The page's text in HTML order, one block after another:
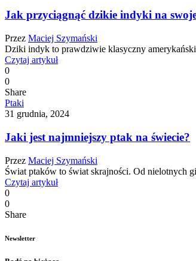
Jak przyciągnąć dzikie indyki na
Przez Maciej Szymański
Dziki indyk to prawdziwie klasyczny
Czytaj artykuł
0
0
Share
Ptaki
31 grudnia, 2024
Jaki jest najmniejszy ptak na świecie?
Przez Maciej Szymański
Świat ptaków to świat skrajności. Od nielotnych
Czytaj artykuł
0
0
Share
Newsletter